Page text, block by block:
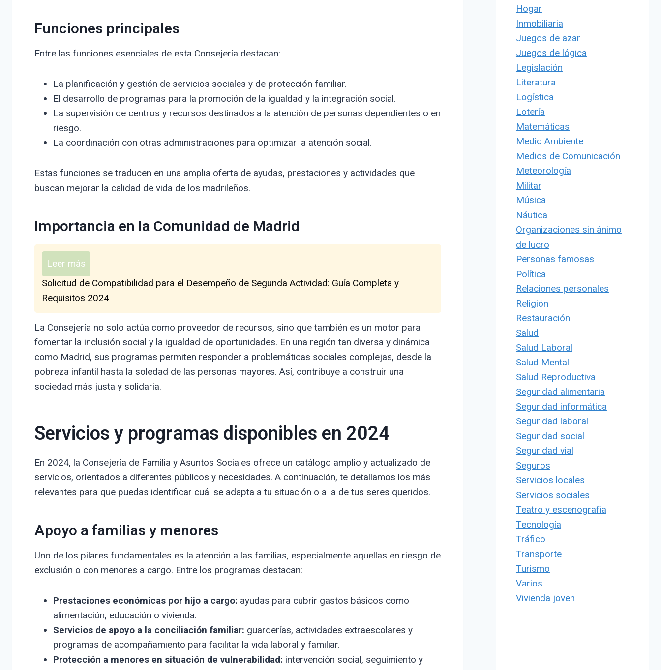
Funciones principales
Entre las funciones esenciales de esta Consejería destacan:
La planificación y gestión de servicios sociales y de protección familiar.
El desarrollo de programas para la promoción de la igualdad y la integración social.
La supervisión de centros y recursos destinados a la atención de personas dependientes o en
riesgo.
La coordinación con otras administraciones para optimizar la atención social.
Estas funciones se traducen en una amplia oferta de ayudas, prestaciones y actividades que
buscan mejorar la calidad de vida de los madrileños.
Importancia en la Comunidad de Madrid
Leer más
Solicitud de Compatibilidad para el Desempeño de Segunda Actividad: Guía Completa y
Requisitos 2024
La Consejería no solo actúa como proveedor de recursos, sino que también es un motor para
fomentar la inclusión social y la igualdad de oportunidades. En una región tan diversa y dinámica
como Madrid, sus programas permiten responder a problemáticas sociales complejas, desde la
pobreza infantil hasta la soledad de las personas mayores. Así, contribuye a construir una
sociedad más justa y solidaria.
Servicios y programas disponibles en 2024
En 2024, la Consejería de Familia y Asuntos Sociales ofrece un catálogo amplio y actualizado de
servicios, orientados a diferentes públicos y necesidades. A continuación, te detallamos los más
relevantes para que puedas identificar cuál se adapta a tu situación o a la de tus seres queridos.
Apoyo a familias y menores
Uno de los pilares fundamentales es la atención a las familias, especialmente aquellas en riesgo de
exclusión o con menores a cargo. Entre los programas destacan:
Prestaciones económicas por hijo a cargo: ayudas para cubrir gastos básicos como
alimentación, educación o vivienda.
Servicios de apoyo a la conciliación familiar: guarderías, actividades extraescolares y
programas de acompañamiento para facilitar la vida laboral y familiar.
Protección a menores en situación de vulnerabilidad: intervención social, seguimiento y
Hogar
Inmobiliaria
Juegos de azar
Juegos de lógica
Legislación
Literatura
Logística
Lotería
Matemáticas
Medio Ambiente
Medios de Comunicación
Meteorología
Militar
Música
Náutica
Organizaciones sin ánimo
de lucro
Personas famosas
Política
Relaciones personales
Religión
Restauración
Salud
Salud Laboral
Salud Mental
Salud Reproductiva
Seguridad alimentaria
Seguridad informática
Seguridad laboral
Seguridad social
Seguridad vial
Seguros
Servicios locales
Servicios sociales
Teatro y escenografía
Tecnología
Tráfico
Transporte
Turismo
Varios
Vivienda joven